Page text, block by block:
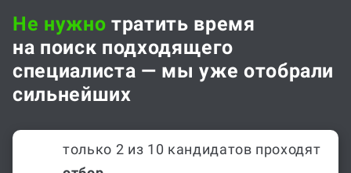
Не нужно тратить время
на поиск подходящего
специалиста — мы уже отобрали
сильнейших
только 2 из 10 кандидатов проходят